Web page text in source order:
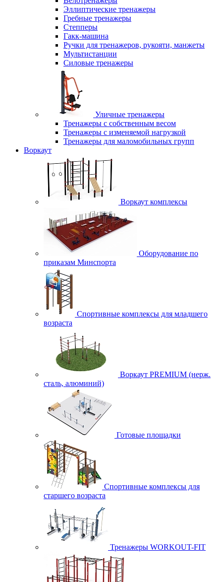
Эллиптические тренажеры
Гребные тренажеры
Степперы
Гакк-машина
Ручки для тренажеров, рукояти, манжеты
Мультистанции
Силовые тренажеры
Уличные тренажеры
Тренажеры с собственным весом
Тренажеры с изменяемой нагрузкой
Тренажеры для маломобильных групп
Воркаут
Воркаут комплексы
Оборудование по
приказам Минспорта
Спортивные комплексы для младшего
возраста
Воркаут PREMIUM (нерж.
сталь, алюминий)
Готовые площадки
Спортивные комплексы для
старшего возраста
Тренажеры WORKOUT-FIT